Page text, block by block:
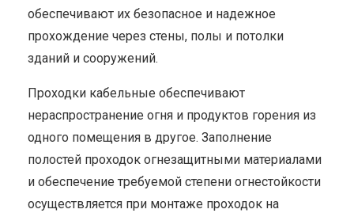
обеспечивают их безопасное и надежное
прохождение через стены, полы и потолки
зданий и сооружений.
Проходки кабельные обеспечивают
нераспространение огня и продуктов горения из
одного помещения в другое. Заполнение
полостей проходок огнезащитными материалами
и обеспечение требуемой степени огнестойкости
осуществляется при монтаже проходок на